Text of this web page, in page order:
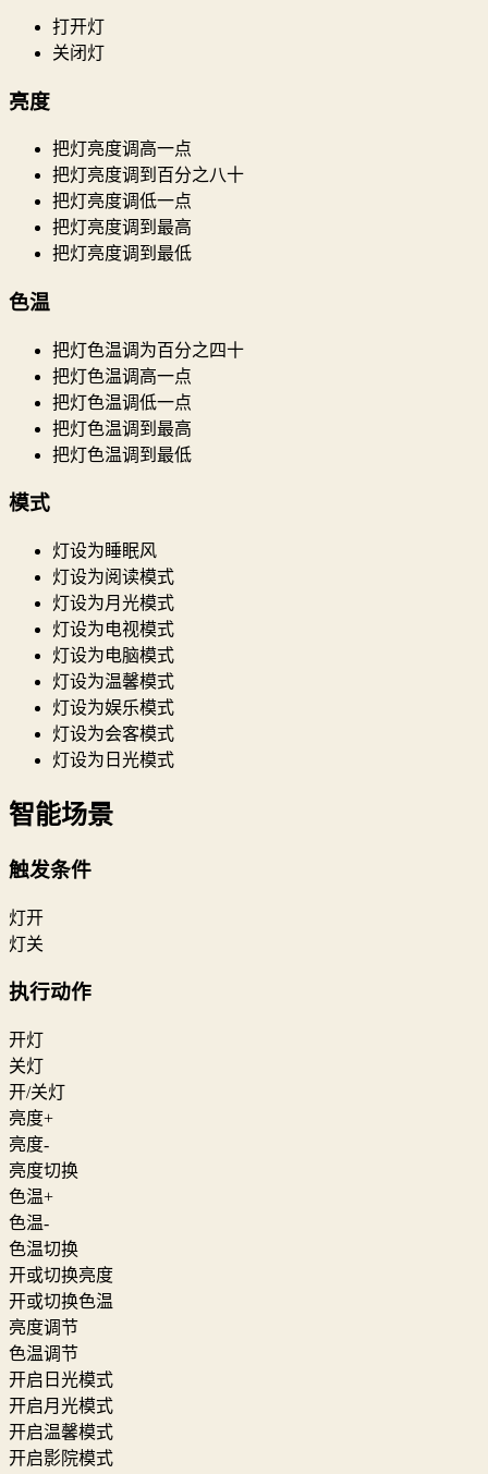
打开灯
关闭灯
亮度
把灯亮度调高一点
把灯亮度调到百分之八十
把灯亮度调低一点
把灯亮度调到最高
把灯亮度调到最低
色温
把灯色温调为百分之四十
把灯色温调高一点
把灯色温调低一点
把灯色温调到最高
把灯色温调到最低
模式
灯设为睡眠风
灯设为阅读模式
灯设为月光模式
灯设为电视模式
灯设为电脑模式
灯设为温馨模式
灯设为娱乐模式
灯设为会客模式
灯设为日光模式
智能场景
触发条件
灯开
灯关
执行动作
开灯
关灯
开/关灯
亮度+
亮度-
亮度切换
色温+
色温-
色温切换
开或切换亮度
开或切换色温
亮度调节
色温调节
开启日光模式
开启月光模式
开启温馨模式
开启影院模式